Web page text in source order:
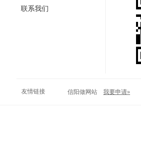
联系我们
友情链接 信阳做网站 我要申请»